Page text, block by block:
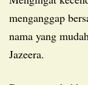
menganggap
nama yang
Jazeera.